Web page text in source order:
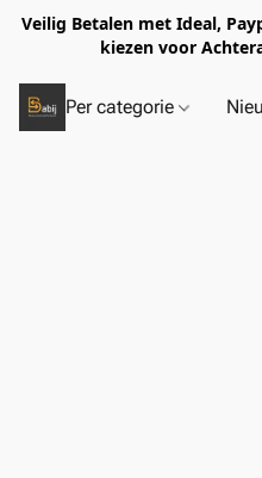
Veilig Betalen met Ideal,
kiezen voor
Per categorie